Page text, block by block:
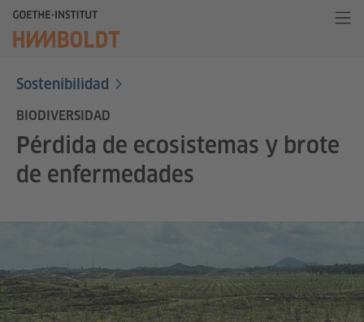
Sostenibilidad
BIODIVERSIDAD
Pérdida de ecosistemas y brote
de enfermedades